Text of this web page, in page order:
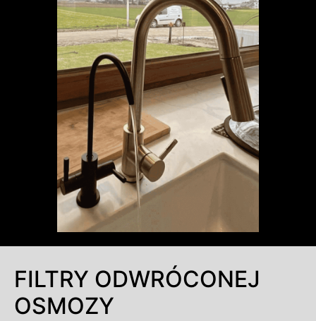
FILTRY ODWRÓCONEJ
OSMOZY